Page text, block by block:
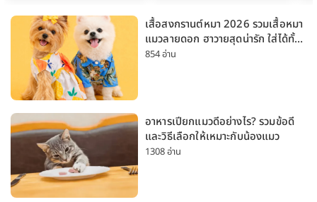
เสื้อสงกรานต์หมา 2026 รวมเสื้อหมา
แมวลายดอก ฮาวายสุดน่ารัก ใส่ได้ทั้ง
หมาเล็กและหมาใหญ่
854 อ่าน
อาหารเปียกแมวดีอย่างไร? รวมข้อดี
และวิธีเลือกให้เหมาะกับน้องแมว
1308 อ่าน